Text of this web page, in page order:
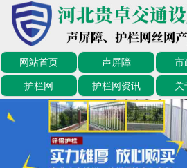
网站首页 声屏障 市
护栏网 护栏网资讯 关